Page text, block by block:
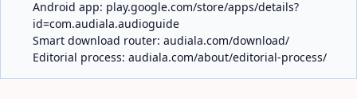
Android app: play.google.com/store/apps/details?
id=com.audiala.audioguide
Smart download router: audiala.com/download/
Editorial process: audiala.com/about/editorial-process/